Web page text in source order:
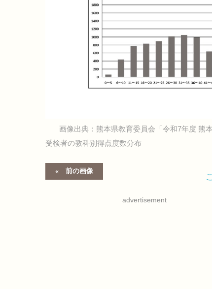
画像出典：熊本県教育委員会「令和7年度 熊
受検者の教科別得点度数分布
前の画像
advertisement